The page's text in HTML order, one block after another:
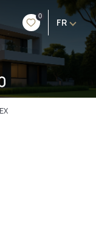
0
FR